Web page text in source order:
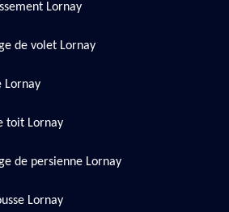
Lornay
de volet Lornay
Lornay
toit Lornay
de persienne Lornay
Lornay